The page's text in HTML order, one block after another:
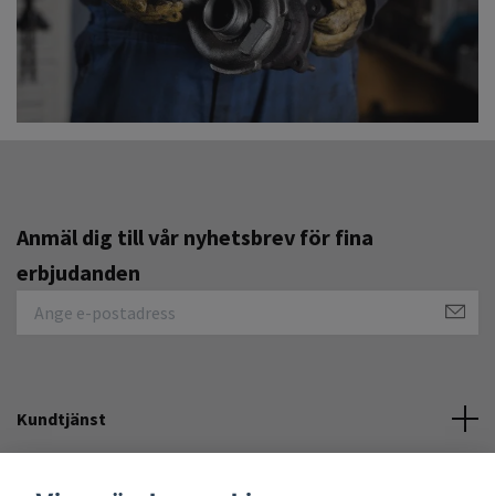
Anmäl dig till vår nyhetsbrev för fina
erbjudanden
Kundtjänst